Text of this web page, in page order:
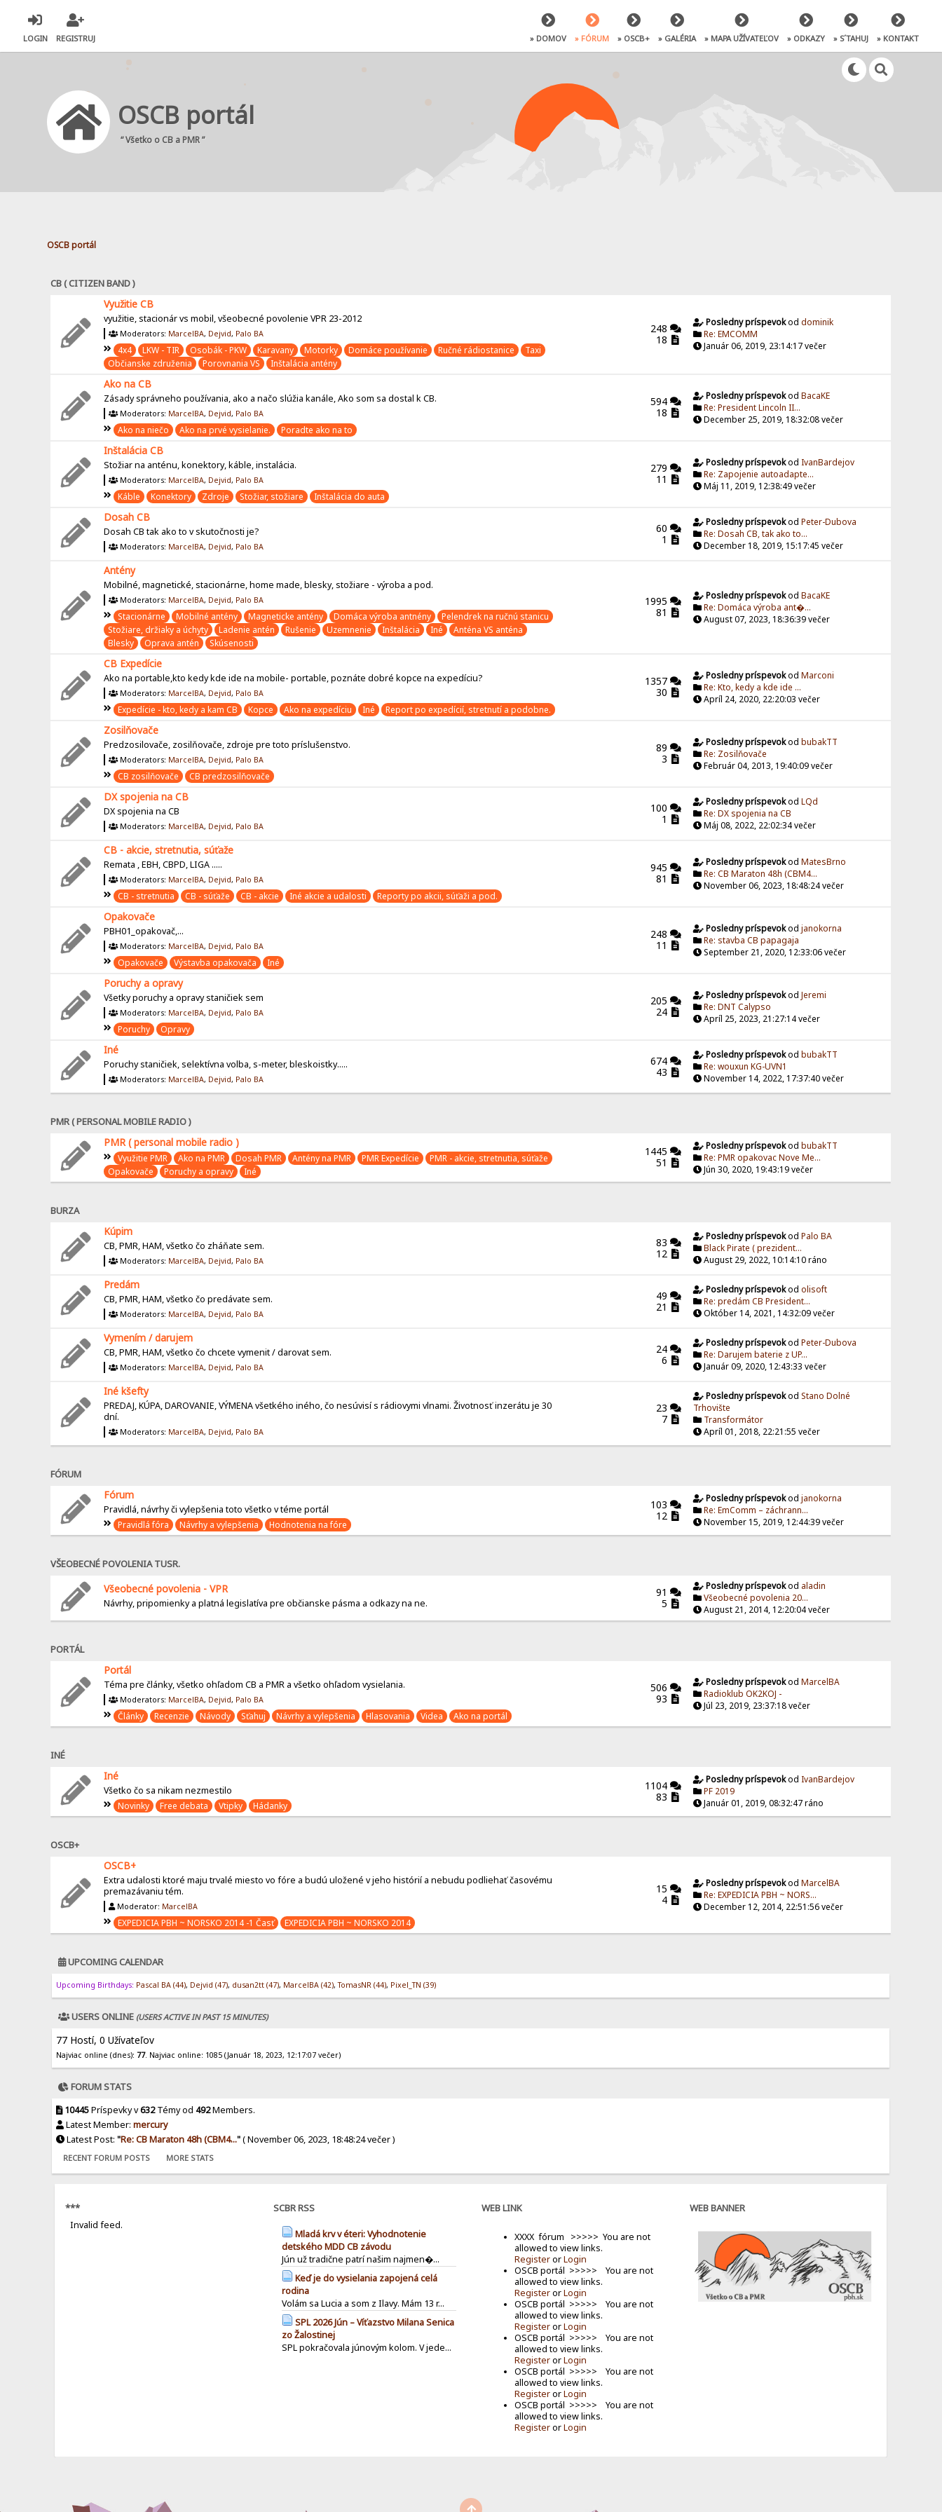
LOGIN REGISTRUJ » DOMOV » FÓRUM » OSCB+ » GALÉRIA » MAPA UŽÍVATEĽOV » ODKAZY » S´TAHUJ » KONTAKT
OSCB portál
“ Všetko o CB a PMR ”
OSCB portál
CB ( CITIZEN BAND )
Využitie CB
využitie, stacionár vs mobil, všeobecné povolenie VPR 23-2012
Moderators: MarcelBA, Dejvid, Palo BA
4x4 LKW - TIR Osobák - PKW Karavany Motorky Domáce používanie Ručné rádiostanice
Taxi
Občianske združenia
Porovnania VS Inštalácia antény
248
18
Posledny príspevokoddominik
Re: EMCOMM
Január 06, 2019, 23:14:17 večer
Ako na CB
Zásady správneho používania, ako a načo slúžia kanále, Ako som sa dostal k CB.
Moderators: MarcelBA, Dejvid, Palo BA
Ako na niečo Ako na prvé vysielanie. Poradte ako na to
594
18
Posledny príspevokodBacaKE
Re: President Lincoln II...
December 25, 2019, 18:32:08 večer
Inštalácia CB
Stožiar na anténu, konektory, káble, instalácia.
Moderators: MarcelBA, Dejvid, Palo BA
Káble Konektory Zdroje Stožiar, stožiare Inštalácia do auta
279
11
Posledny príspevokodIvanBardejov
Re: Zapojenie autoadapte...
Máj 11, 2019, 12:38:49 večer
Dosah CB
Dosah CB tak ako to v skutočnosti je?
Moderators: MarcelBA, Dejvid, Palo BA
60
1
Posledny príspevokodPeter-Dubova
Re: Dosah CB, tak ako to...
December 18, 2019, 15:17:45 večer
Antény
Mobilné, magnetické, stacionárne, home made, blesky, stožiare - výroba a pod.
Moderators: MarcelBA, Dejvid, Palo BA
Stacionárne Mobilné antény Magneticke antény Domáca výroba antnény
Pelendrek na ručnú stanicu
Stožiare, držiaky a úchyty
Ladenie antén Rušenie Uzemnenie Inštalácia Iné
Anténa VS anténa
Blesky
Oprava antén Skúsenosti
1995
81
Posledny príspevokodBacaKE
Re: Domáca výroba ant�...
August 07, 2023, 18:36:39 večer
CB Expedície
Ako na portable,kto kedy kde ide na mobile- portable, poznáte dobré kopce na expedíciu?
Moderators: MarcelBA, Dejvid, Palo BA
Expedície - kto, kedy a kam CB Kopce Ako na expedíciu Iné Report po expedícií, stretnutí a podobne.
1357
30
Posledny príspevokodMarconi
Re: Kto, kedy a kde ide ...
Apríl 24, 2020, 22:20:03 večer
Zosilňovače
Predzosilovače, zosilňovače, zdroje pre toto príslušenstvo.
Moderators: MarcelBA, Dejvid, Palo BA
CB zosilňovače CB predzosilňovače
89
3
Posledny príspevokodbubakTT
Re: Zosilňovače
Február 04, 2013, 19:40:09 večer
DX spojenia na CB
DX spojenia na CB
Moderators: MarcelBA, Dejvid, Palo BA
100
1
Posledny príspevokodLQd
Re: DX spojenia na CB
Máj 08, 2022, 22:02:34 večer
CB - akcie, stretnutia, súťaže
Remata , EBH, CBPD, LIGA .....
Moderators: MarcelBA, Dejvid, Palo BA
CB - stretnutia CB - súťaže CB - akcie Iné akcie a udalosti Reporty po akcii, súťaži a pod.
945
81
Posledny príspevokodMatesBrno
Re: CB Maraton 48h (CBM4...
November 06, 2023, 18:48:24 večer
Opakovače
PBH01_opakovač,...
Moderators: MarcelBA, Dejvid, Palo BA
Opakovače Výstavba opakovača Iné
248
11
Posledny príspevokodjanokorna
Re: stavba CB papagaja
September 21, 2020, 12:33:06 večer
Poruchy a opravy
Všetky poruchy a opravy staničiek sem
Moderators: MarcelBA, Dejvid, Palo BA
Poruchy Opravy
205
24
Posledny príspevokodJeremi
Re: DNT Calypso
Apríl 25, 2023, 21:27:14 večer
Iné
Poruchy staničiek, selektívna volba, s-meter, bleskoistky.....
Moderators: MarcelBA, Dejvid, Palo BA
674
43
Posledny príspevokodbubakTT
Re: wouxun KG-UVN1
November 14, 2022, 17:37:40 večer
PMR ( PERSONAL MOBILE RADIO )
PMR ( personal mobile radio )
Využitie PMR Ako na PMR Dosah PMR Antény na PMR PMR Expedície
PMR - akcie, stretnutia, súťaže
Opakovače
Poruchy a opravy Iné
1445
51
Posledny príspevokodbubakTT
Re: PMR opakovac Nove Me...
Jún 30, 2020, 19:43:19 večer
BURZA
Kúpim
CB, PMR, HAM, všetko čo zháňate sem.
Moderators: MarcelBA, Dejvid, Palo BA
83
12
Posledny príspevokodPalo BA
Black Pirate ( prezident...
August 29, 2022, 10:14:10 ráno
Predám
CB, PMR, HAM, všetko čo predávate sem.
Moderators: MarcelBA, Dejvid, Palo BA
49
21
Posledny príspevokodolisoft
Re: predám CB President...
Október 14, 2021, 14:32:09 večer
Vymením / darujem
CB, PMR, HAM, všetko čo chcete vymenit / darovat sem.
Moderators: MarcelBA, Dejvid, Palo BA
24
6
Posledny príspevokodPeter-Dubova
Re: Darujem baterie z UP...
Január 09, 2020, 12:43:33 večer
Iné kšefty
PREDAJ, KÚPA, DAROVANIE, VÝMENA všetkého iného, čo nesúvisí s rádiovymi vlnami. Životnosť inzerátu je 30
dní.
Moderators: MarcelBA, Dejvid, Palo BA
23
7
Posledny príspevokodStano Dolné
Trhovište
Transformátor
Apríl 01, 2018, 22:21:55 večer
FÓRUM
Fórum
Pravidlá, návrhy či vylepšenia toto všetko v téme portál
Pravidlá fóra
Návrhy a vylepšenia Hodnotenia na fóre
103
12
Posledny príspevokodjanokorna
Re: EmComm – záchrann...
November 15, 2019, 12:44:39 večer
VŠEOBECNÉ POVOLENIA TUSR.
Všeobecné povolenia - VPR
Návrhy, pripomienky a platná legislatíva pre občianske pásma a odkazy na ne.
91
5
Posledny príspevokod aladin
Všeobecné povolenia 20...
August 21, 2014, 12:20:04 večer
PORTÁL
Portál
Téma pre články, všetko ohľadom CB a PMR a všetko ohľadom vysielania.
Moderators: MarcelBA, Dejvid, Palo BA
Články Recenzie Návody Sťahuj Návrhy a vylepšenia Hlasovania Videa Ako na portál
506
93
Posledny príspevokodMarcelBA
Radioklub OK2KOJ -
Júl 23, 2019, 23:37:18 večer
INÉ
Iné
Všetko čo sa nikam nezmestilo
Novinky
Free debata Vtipky Hádanky
1104
83
Posledny príspevokodIvanBardejov
PF 2019
Január 01, 2019, 08:32:47 ráno
OSCB+
OSCB+
Extra udalosti ktoré maju trvalé miesto vo fóre a budú uložené v jeho histórií a nebudu podliehať časovému
premazávaniu tém.
Moderator: MarcelBA
EXPEDICIA PBH ~ NORSKO 2014 -1 Časť EXPEDICIA PBH ~ NORSKO 2014
15
4
Posledny príspevokodMarcelBA
Re: EXPEDICIA PBH ~ NORS...
December 12, 2014, 22:51:56 večer
UPCOMING CALENDAR
Upcoming Birthdays: Pascal BA (44), Dejvid (47), dusan2tt (47), MarcelBA (42),TomasNR (44), Pixel_TN (39)
USERS ONLINE (USERS ACTIVE IN PAST 15 MINUTES)
77 Hostí, 0 Užívateľov
Najviac online (dnes): 77. Najviac online: 1085 (Január 18, 2023, 12:17:07 večer)
FORUM STATS
10445Príspevky v632Témy od 492Members.
Latest Member:mercury
Latest Post:"Re: CB Maraton 48h (CBM4..."( November 06, 2023, 18:48:24 večer )
RECENT FORUM POSTS MORE STATS
***
Invalid feed.
SCBR RSS
Mladá krv v éteri: Vyhodnotenie
detského MDD CB závodu
Jún už tradične patrí našim najmen�...
Keď je do vysielania zapojená celá
rodina
Volám sa Lucia a som z Ilavy. Mám 13 r...
SPL 2026 Jún – Víťazstvo Milana Senica
zo Žalostinej
SPL pokračovala júnovým kolom. V jede...
WEB LINK
XXXX fórum >>>>> You are not
allowed to view links.
RegisterorLogin
OSCB portál >>>>> You are not
allowed to view links.
RegisterorLogin
OSCB portál >>>>> You are not
allowed to view links.
RegisterorLogin
OSCB portál >>>>> You are not
allowed to view links.
RegisterorLogin
OSCB portál >>>>> You are not
allowed to view links.
RegisterorLogin
OSCB portál >>>>> You are not
allowed to view links.
RegisterorLogin
WEB BANNER